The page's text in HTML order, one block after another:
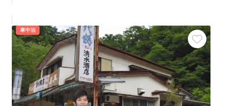
車中泊